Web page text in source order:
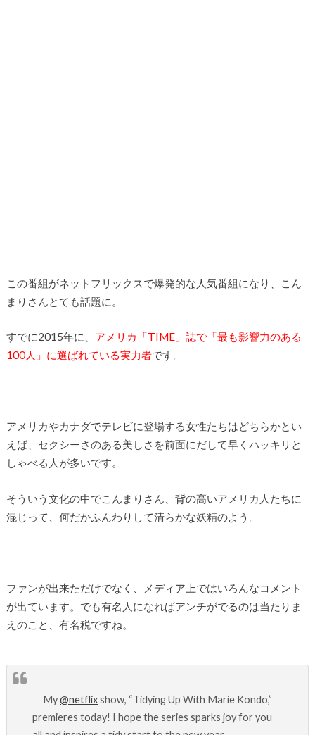
この番組がネットフリックスで爆発的な人気番組になり、こん
まりさんとても話題に。
すでに2015年に、 アメリカ「TIME」誌で「最も影響力のある
100人」に選ばれている実力者です。
アメリカやカナダでテレビに登場する女性たちはどちらかとい
えば、セクシーさのある美しさを前面にだして早くハッキリと
しゃべる人が多いです。
そういう文化の中でこんまりさん、背の高いアメリカ人たちに
混じって、何だかふんわりして清らかな妖精のよう。
ファンが出来ただけでなく、メディア上ではいろんなコメント
が出ています。でも有名人になればアンチがでるのは当たりま
えのこと、有名税ですね。
My@netflixshow, “Tidying Up With Marie Kondo,”
premieres today! I hope the series sparks joy for you